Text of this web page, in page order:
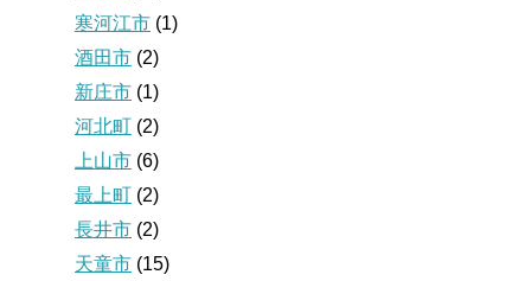
寒河江市 (1)
酒田市 (2)
新庄市 (1)
河北町 (2)
上山市 (6)
最上町 (2)
長井市 (2)
天童市 (15)